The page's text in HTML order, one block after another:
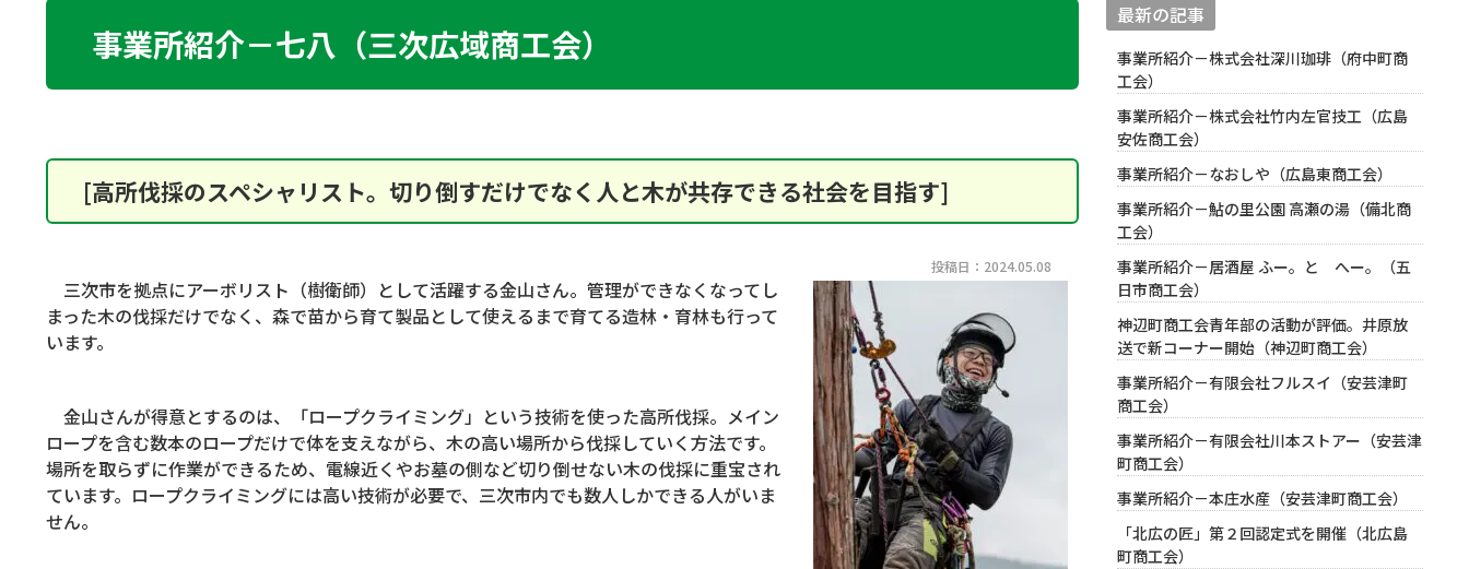
事業所紹介－七八（三次広域商工会）
[高所伐採のスペシャリスト。切り倒すだけでなく人と木が共存できる社会を目指す]
投稿日：2024.05.08
三次市を拠点にアーボリスト（樹衛師）として活躍する金山さん。管理ができなくなってし
まった木の伐採だけでなく、森で苗から育て製品として使えるまで育てる造林・育林も行って
います。
金山さんが得意とするのは、「ロープクライミング」という技術を使った高所伐採。メイン
ロープを含む数本のロープだけで体を支えながら、木の高い場所から伐採していく方法です。
場所を取らずに作業ができるため、電線近くやお墓の側など切り倒せない木の伐採に重宝され
ています。ロープクライミングには高い技術が必要で、三次市内でも数人しかできる人がいま
せん。
最新の記事
事業所紹介－株式会社深川珈琲（府中町商
工会）
事業所紹介－株式会社竹内左官技工（広島
安佐商工会）
事業所紹介－なおしや（広島東商工会）
事業所紹介－鮎の里公園 高瀬の湯（備北商
工会）
事業所紹介－居酒屋 ふー。と へー。（五
日市商工会）
神辺町商工会青年部の活動が評価。井原放
送で新コーナー開始（神辺町商工会）
事業所紹介－有限会社フルスイ（安芸津町
商工会）
事業所紹介－有限会社川本ストアー（安芸津
町商工会）
事業所紹介－本庄水産（安芸津町商工会）
「北広の匠」第２回認定式を開催（北広島
町商工会）